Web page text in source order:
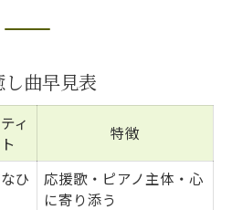
曲早見表
ィ
特徴
ひ
応援歌・ピアノ主体・心
に寄り添う